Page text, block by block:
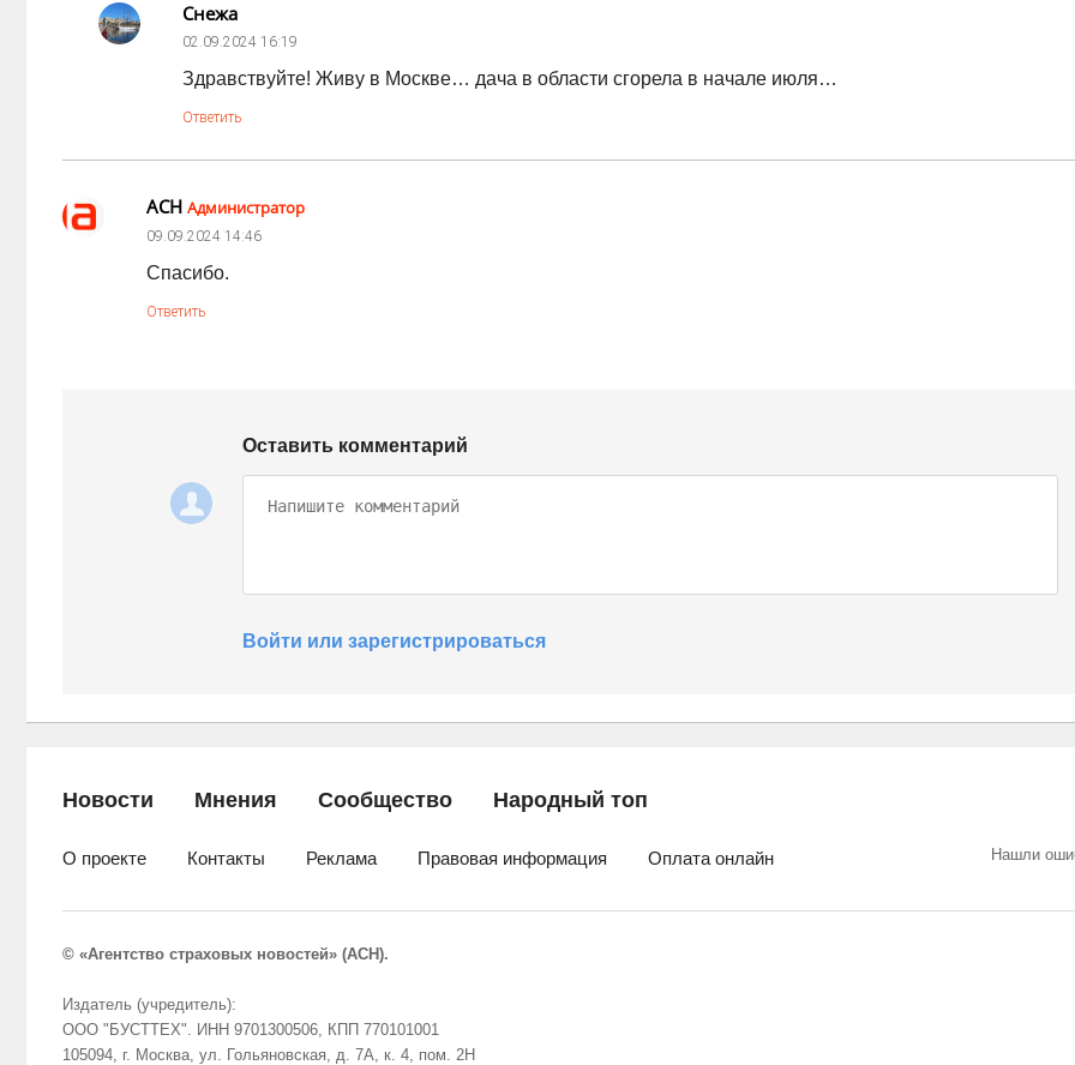
Снежа
02.09.2024 16:19
Здравствуйте! Живу в Москве… дача в области сгорела в начале июля…
Ответить
АСН Администратор
09.09.2024 14:46
Спасибо.
Ответить
Оставить комментарий
Войти или зарегистрироваться
Новости Мнения Сообщество Народный топ
О проекте Контакты Реклама Правовая информация Оплата онлайн Нашли
© «Агентство страховых новостей» (АСН).
Издатель (учредитель):
ООО "БУСТТЕХ". ИНН 9701300506, КПП 770101001
105094, г. Москва, ул. Гольяновская, д. 7А, к. 4, пом. 2Н